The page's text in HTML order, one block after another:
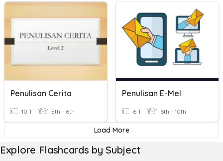
Penulisan Cerita
10 T 5th - 6th
Penulisan E-Mel
6 T 6th - 10th
Load More
Explore Flashcards by Subject